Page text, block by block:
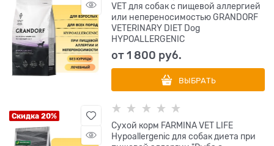
VET для собак с пищевой аллергией
или непереносимостью GRANDORF
VETERINARY DIET Dog
HYPOALLERGENIC
от1 800 руб.
ВЫБРАТЬ
Скидка 20%
Сухой корм FARMINA VET LIFE
Hypoallergenic для собак диета при